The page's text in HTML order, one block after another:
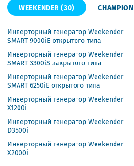
WEEKENDER(30) CHAMPION
Инверторный генератор Weekender
SMART 9000iE открытого типа
Инверторный генератор Weekender
SMART 3300iS закрытого типа
Инверторный генератор Weekender
SMART 6250iE открытого типа
Инверторный генератор Weekender
X1200i
Инверторный генератор Weekender
D3500i
Инверторный генератор Weekender
X2000i